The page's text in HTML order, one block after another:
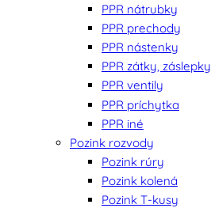
PPR nátrubky
PPR prechody
PPR nástenky
PPR zátky, záslepky
PPR ventily
PPR príchytka
PPR iné
Pozink rozvody
Pozink rúry
Pozink kolená
Pozink T-kusy